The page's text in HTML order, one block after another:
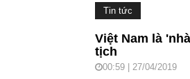
Tin tức
Việt Nam là
tịch
00:59 | 27/04/2019